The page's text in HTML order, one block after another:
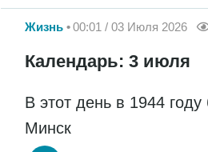
Жизнь 00:01 / 03 Июля 2026
Календарь: 3 июля
В этот день в 1944
Минск